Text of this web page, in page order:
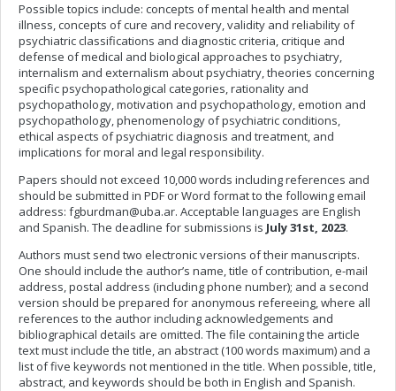
Possible topics include: concepts of mental health and mental
illness, concepts of cure and recovery, validity and reliability of
psychiatric classifications and diagnostic criteria, critique and
defense of medical and biological approaches to psychiatry,
internalism and externalism about psychiatry, theories concerning
specific psychopathological categories, rationality and
psychopathology, motivation and psychopathology, emotion and
psychopathology, phenomenology of psychiatric conditions,
ethical aspects of psychiatric diagnosis and treatment, and
implications for moral and legal responsibility.
Papers should not exceed 10,000 words including references and
should be submitted in PDF or Word format to the following email
address: fgburdman@uba.ar. Acceptable languages are English
and Spanish. The deadline for submissions is July 31st, 2023.
Authors must send two electronic versions of their manuscripts.
One should include the author’s name, title of contribution, e-mail
address, postal address (including phone number); and a second
version should be prepared for anonymous refereeing, where all
references to the author including acknowledgements and
bibliographical details are omitted. The file containing the article
text must include the title, an abstract (100 words maximum) and a
list of five keywords not mentioned in the title. When possible, title,
abstract, and keywords should be both in English and Spanish.